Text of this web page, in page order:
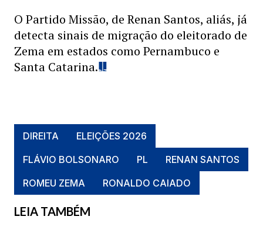
O Partido Missão, de Renan Santos, aliás, já
detecta sinais de migração do eleitorado de
Zema em estados como Pernambuco e
Santa Catarina.
DIREITA
ELEIÇÕES 2026
FLÁVIO BOLSONARO
PL
RENAN SANTOS
ROMEU ZEMA
RONALDO CAIADO
LEIA TAMBÉM